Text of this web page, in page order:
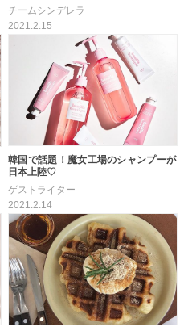
チームシンデレラ
2021.2.15
韓国で話題！魔女工場のシャンプーが
日本上陸♡
ゲストライター
2021.2.14